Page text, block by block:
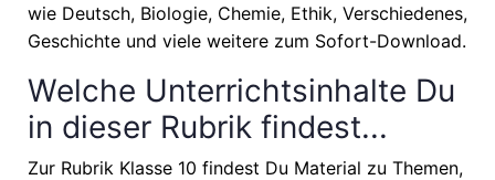
wie Deutsch, Biologie, Chemie, Ethik, Verschiedenes,
Geschichte und viele weitere zum Sofort-Download.
Welche Unterrichtsinhalte Du
in dieser Rubrik findest...
Zur Rubrik Klasse 10 findest Du Material zu Themen,